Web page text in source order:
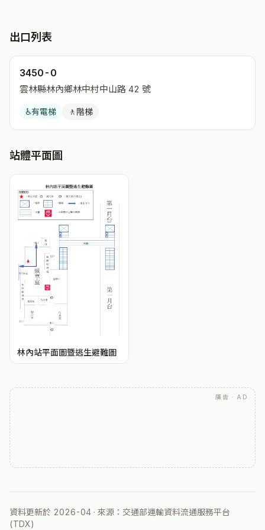
出口列表
3450-0
雲林縣林內鄉林中村中山路 42 號
♿有電梯 🚶 階梯
站體平面圖
林內站平面圖暨逃生避難圖
廣告 · AD
資料更新於 2026-04 · 來源：交通部運輸資料流通服務平台
(TDX)